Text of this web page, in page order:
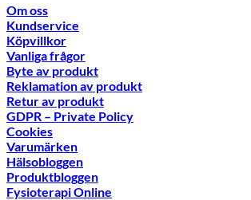
Om oss
Kundservice
Köpvillkor
Vanliga frågor
Byte av produkt
Reklamation av produkt
Retur av produkt
GDPR – Private Policy
Cookies
Varumärken
Hälsobloggen
Produktbloggen
Fysioterapi Online